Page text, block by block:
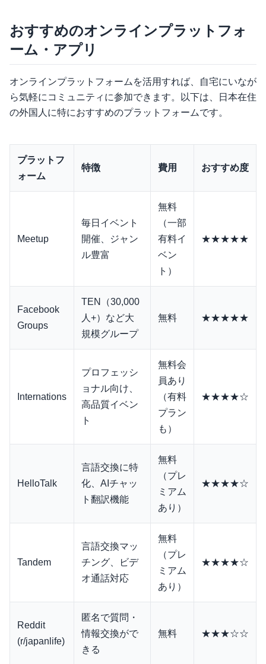
おすすめのオンラインプラットフォ
ーム・アプリ
オンラインプラットフォームを活用すれば、自宅にいなが
ら気軽にコミュニティに参加できます。以下は、日本在住
の外国人に特におすすめのプラットフォームです。
プラットフ
ォーム
特徴 費用 おすすめ度
Meetup
毎日イベント
開催、ジャン
ル豊富
無料
（一部
有料イ
ベン
ト）
★★★★★
Facebook
Groups
TEN（30,000
人+）など大
規模グループ
無料 ★★★★★
Internations
プロフェッシ
ョナル向け、
高品質イベン
ト
無料会
員あり
（有料
プラン
も）
★★★★☆
HelloTalk
言語交換に特
化、AIチャッ
ト翻訳機能
無料
（プレ
ミアム
あり）
★★★★☆
Tandem
言語交換マッ
チング、ビデ
オ通話対応
無料
（プレ
ミアム
あり）
★★★★☆
Reddit
(r/japanlife)
匿名で質問・
情報交換がで
きる
無料 ★★★☆☆